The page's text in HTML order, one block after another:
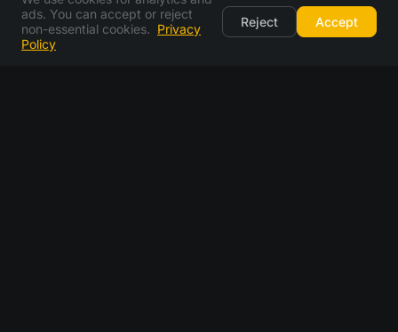
ads. You can accept or reject
non-essential cookies. Privacy
Policy
Reject Accept